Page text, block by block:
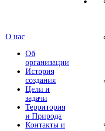
О нас
Об
организации
История
создания
Цели и
задачи
Территория
и Природа
Контакты и